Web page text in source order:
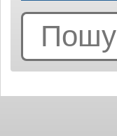
Search
for: